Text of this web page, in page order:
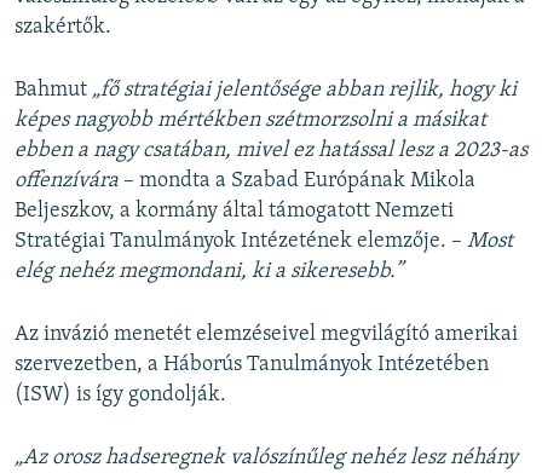
szakértők.
Bahmut „fő stratégiai jelentősége abban rejlik, hogy ki
képes nagyobb mértékben szétmorzsolni a másikat
ebben a nagy csatában, mivel ez hatással lesz a 2023-as
offenzívára – mondta a Szabad Európának Mikola
Beljeszkov, a kormány által támogatott Nemzeti
Stratégiai Tanulmányok Intézetének elemzője. – Most
elég nehéz megmondani, ki a sikeresebb.”
Az invázió menetét elemzéseivel megvilágító amerikai
szervezetben, a Háborús Tanulmányok Intézetében
(ISW) is így gondolják.
„Az orosz hadseregnek valószínűleg nehéz lesz néhány